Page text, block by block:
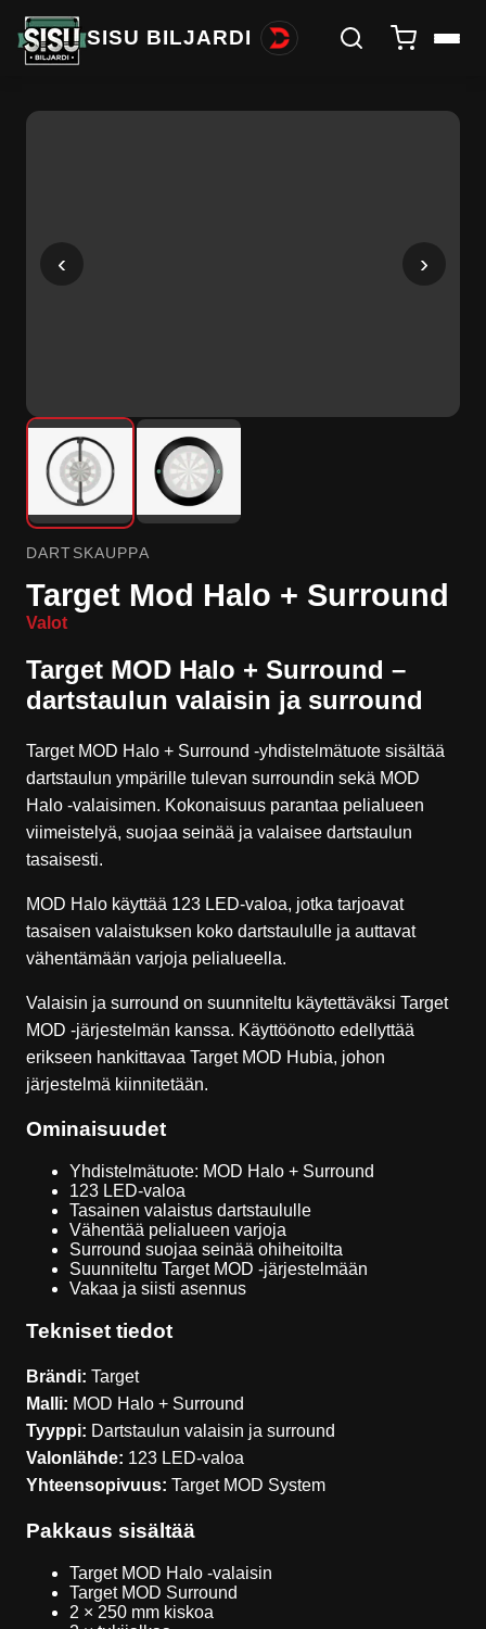
SISU BILJARDI
‹ ›
DARTSKAUPPA
Target Mod Halo + Surround
Valot
Target MOD Halo + Surround –
dartstaulun valaisin ja surround
Target MOD Halo + Surround -yhdistelmätuote sisältää
dartstaulun ympärille tulevan surroundin sekä MOD
Halo -valaisimen. Kokonaisuus parantaa pelialueen
viimeistelyä, suojaa seinää ja valaisee dartstaulun
tasaisesti.
MOD Halo käyttää 123 LED-valoa, jotka tarjoavat
tasaisen valaistuksen koko dartstaululle ja auttavat
vähentämään varjoja pelialueella.
Valaisin ja surround on suunniteltu käytettäväksi Target
MOD -järjestelmän kanssa. Käyttöönotto edellyttää
erikseen hankittavaa Target MOD Hubia, johon
järjestelmä kiinnitetään.
Ominaisuudet
Yhdistelmätuote: MOD Halo + Surround
123 LED-valoa
Tasainen valaistus dartstaululle
Vähentää pelialueen varjoja
Surround suojaa seinää ohiheitoilta
Suunniteltu Target MOD -järjestelmään
Vakaa ja siisti asennus
Tekniset tiedot
Brändi: Target
Malli: MOD Halo + Surround
Tyyppi: Dartstaulun valaisin ja surround
Valonlähde: 123 LED-valoa
Yhteensopivuus: Target MOD System
Pakkaus sisältää
Target MOD Halo -valaisin
Target MOD Surround
2 × 250 mm kiskoa